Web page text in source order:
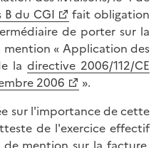
B du CGI
fait obligation
de porter sur la
« Application des
la directive 2006/112/CE
2006
».
sur l'importance de cette
de l'exercice effectif